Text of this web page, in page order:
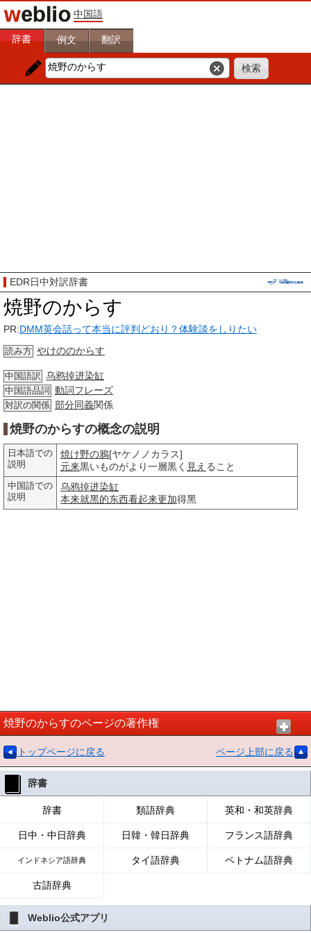
中国語
辞書 例文 翻訳
EDR日中対訳辞書
焼野のからす
PR:DMM英会話って本当に評判どおり？体験談をしりたい
読み方 やけののからす
中国語訳 乌鸦掉进染缸
中国語品詞 動詞フレーズ
対訳の関係 部分同義関係
焼野のからすの概念の説明
日本語での
説明
焼け野の鴉[ヤケノノカラス]
元来黒いものがより一層黒く 見え ること
中国語での
説明
乌鸦掉进染缸
本来就黑的东西看起来更加得黑
焼野のからすのページの著作権
トップページに戻る ページ上部に戻る
辞書
辞書 類語辞典 英和・和英辞典
日中・中日辞典 日韓・韓日辞典 フランス語辞典
インドネシア語辞典 タイ語辞典 ベトナム語辞典
古語辞典
Weblio公式アプリ